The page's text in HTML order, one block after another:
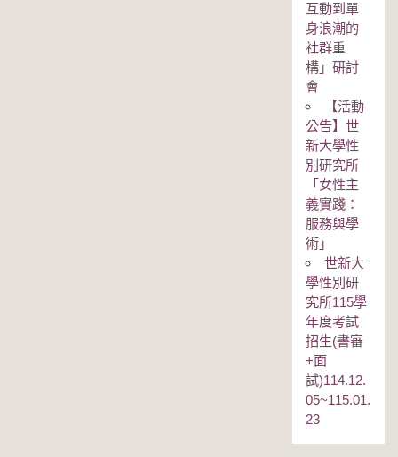
互動到單
身浪潮的
社群重
構」研討
會
【活動
公告】世
新大學性
別研究所
「女性主
義實踐：
服務與學
術」
世新大
學性別研
究所115學
年度考試
招生(書審
+面
試)114.12.
05~115.01.
23